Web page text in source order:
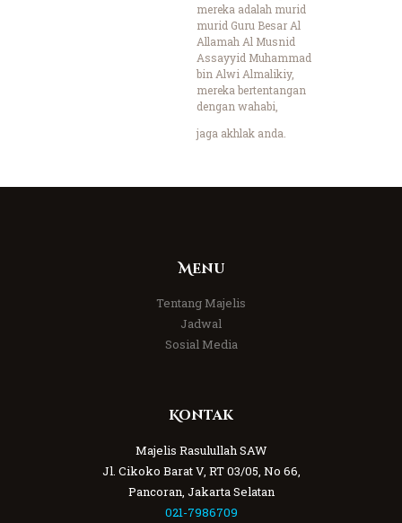
mereka adalah murid
murid Guru Besar Al
Allamah Al Musnid
Assayyid Muhammad
bin Alwi Almalikiy,
mereka bertentangan
dengan wahabi,
jaga akhlak anda.
Menu
Tentang Majelis
Jadwal
Sosial Media
Kontak
Majelis Rasulullah SAW
Jl. Cikoko Barat V, RT 03/05, No 66,
Pancoran, Jakarta Selatan
021-7986709